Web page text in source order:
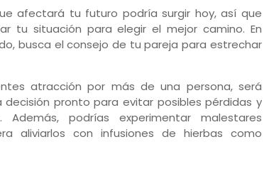
afectará tu futuro podría surgir hoy, así que
tu situación para elegir el mejor camino. En
busca el consejo de tu pareja para estrechar
atracción por más de una persona, será
pronto para evitar posibles pérdidas y
Además, podrías experimentar malestares
aliviarlos con infusiones de hierbas como